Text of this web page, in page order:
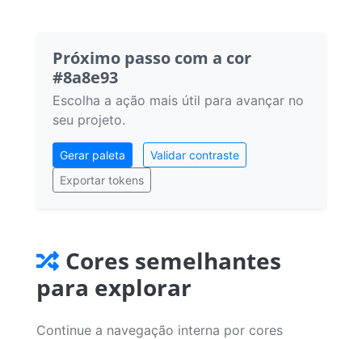
Próximo passo com a cor
#8a8e93
Escolha a ação mais útil para avançar no
seu projeto.
Gerar paleta
Validar contraste
Exportar tokens
Cores semelhantes
para explorar
Continue a navegação interna por cores